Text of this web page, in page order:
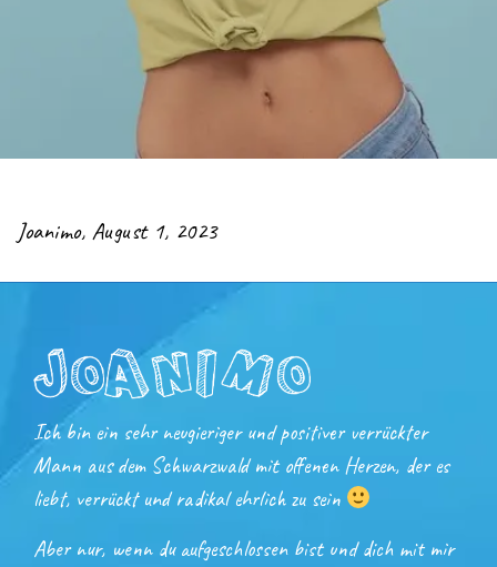
Joanimo, August 1, 2023
Ich bin ein sehr neugieriger und positiver verrückter
Mann aus dem Schwarzwald mit offenen Herzen, der es
liebt, verrückt und radikal ehrlich zu sein
Aber nur, wenn du aufgeschlossen bist und dich mit mir